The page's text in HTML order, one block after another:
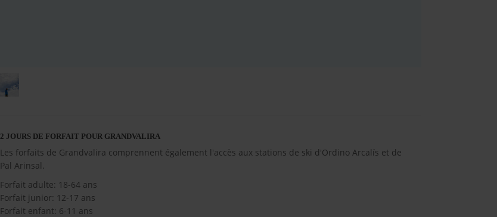
2 JOURS DE FORFAIT POUR GRANDVALIRA
Les forfaits de Grandvalira comprennent également l'accès aux stations de ski d'Ordino Arcalís et de
Pal Arinsal.
Forfait adulte: 18-64 ans
Forfait junior: 12-17 ans
Forfait enfant: 6-11 ans